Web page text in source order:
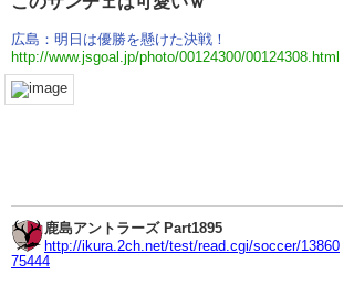
広島：明日は優勝を懸けた決戦！
http://www.jsgoal.jp/photo/00124300/00124308.html
鹿島アントラーズ Part1895
http://ikura.2ch.net/test/read.cgi/soccer/13860
75444